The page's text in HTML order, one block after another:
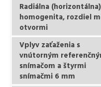
Radiálna (horizontálna)
homogenita, rozdiel
otvormi
Vplyv zaťaženia s
vnútorným
snímačom a štyrmi
snímačmi 6 mm